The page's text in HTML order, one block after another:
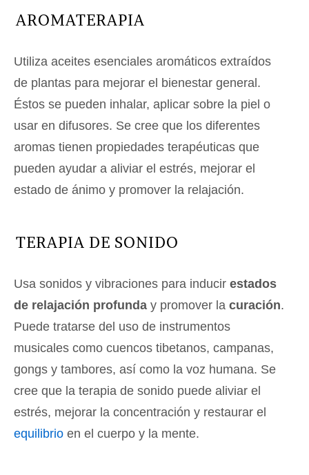
AROMATERAPIA
Utiliza aceites esenciales aromáticos extraídos
de plantas para mejorar el bienestar general.
Éstos se pueden inhalar, aplicar sobre la piel o
usar en difusores. Se cree que los diferentes
aromas tienen propiedades terapéuticas que
pueden ayudar a aliviar el estrés, mejorar el
estado de ánimo y promover la relajación.
TERAPIA DE SONIDO
Usa sonidos y vibraciones para inducir estados
de relajación profunda y promover la curación.
Puede tratarse del uso de instrumentos
musicales como cuencos tibetanos, campanas,
gongs y tambores, así como la voz humana. Se
cree que la terapia de sonido puede aliviar el
estrés, mejorar la concentración y restaurar el
equilibrio en el cuerpo y la mente.